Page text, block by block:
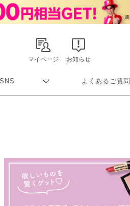
お知らせ
マイページ
よくあるご質問